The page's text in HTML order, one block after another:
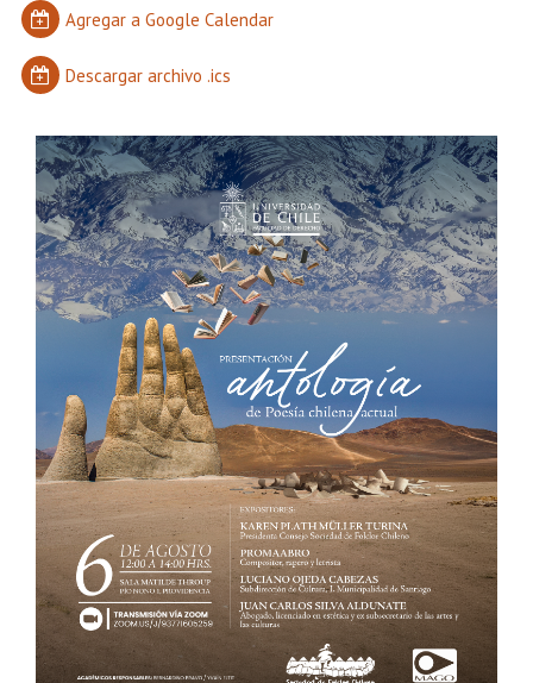
Agregar a Google Calendar
Descargar archivo .ics